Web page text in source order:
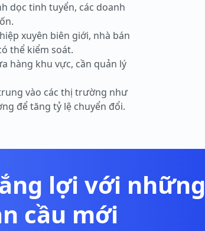
dọc tinh tuyển, các doanh
xuyên biên giới, nhà bán
thể kiểm soát.
hàng khu vực, cần quản lý
vào các thị trường như
để tăng tỷ lệ chuyển đổi.
lợi với những
cầu mới